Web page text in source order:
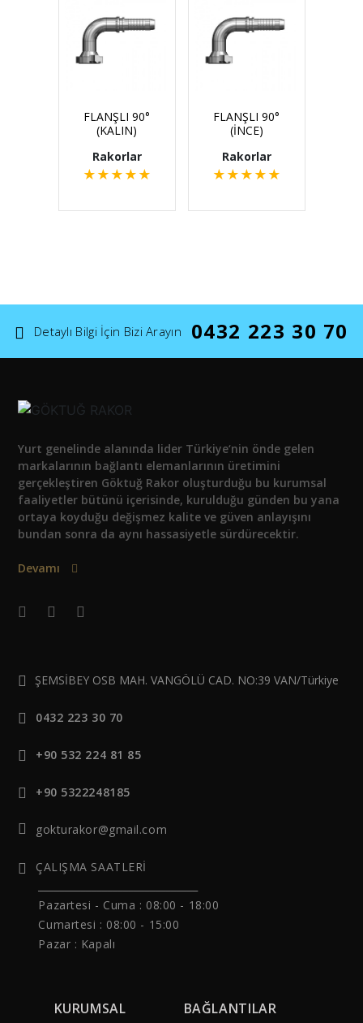
FLANŞLI 90°
(KALIN)
Rakorlar
★ ★ ★ ★ ★
FLANŞLI 90°
(İNCE)
Rakorlar
★ ★ ★ ★ ★
Detaylı Bilgi İçin Bizi Arayın 0432 223 30 70
Yurt genelinde alanında lider Türkiye‘nin önde gelen
markalarının bağlantı elemanlarının üretimini
gerçekleştiren Göktuğ Rakor oluşturduğu bu kurumsal
faaliyetler bütünü içerisinde, kurulduğu günden bu yana
ortaya koyduğu değişmez kalite ve güven anlayışını
bundan sonra da aynı hassasiyetle sürdürecektir.
Devamı
ŞEMSİBEY OSB MAH. VANGÖLÜ CAD. NO:39 VAN/Türkiye
0432 223 30 70
+90 532 224 81 85
+90 5322248185
gokturakor@gmail.com
ÇALIŞMA SAATLERİ
Pazartesi - Cuma : 08:00 - 18:00
Cumartesi : 08:00 - 15:00
Pazar : Kapalı
KURUMSAL BAĞLANTILAR